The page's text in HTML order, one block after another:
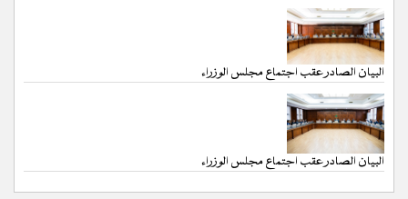
البيان الصادر عقب اجتماع مجلس الوزراء
البيان الصادر عقب اجتماع مجلس الوزراء